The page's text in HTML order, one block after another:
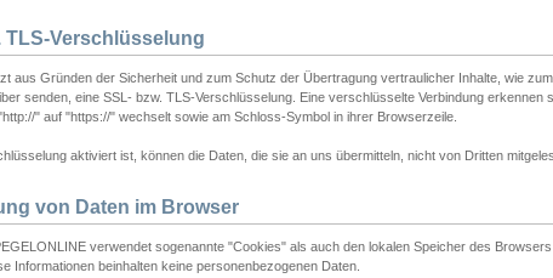
TLS-Verschlüsselung
aus Gründen der Sicherheit und zum Schutz der Übertragung vertraulicher Inhalte, wie
senden, eine SSL- bzw. TLS-Verschlüsselung. Eine verschlüsselte Verbindung erkennen
" auf "https://" wechselt sowie am Schloss-Symbol in ihrer Browserzeile.
aktiviert ist, können die Daten, die sie an uns übermitteln, nicht von Dritten
von Daten im Browser
verwendet sogenannte "Cookies" als auch den lokalen Speicher des
Informationen beinhalten keine personenbezogenen Daten.